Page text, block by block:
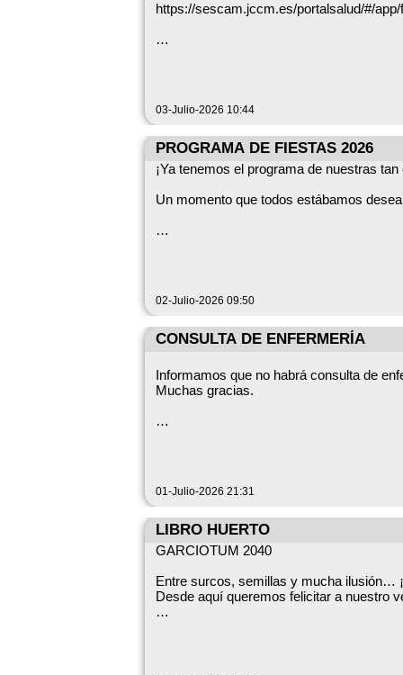
https://sescam.jccm.es/portalsalud/#/
03-Julio-2026 10:44
PROGRAMA DE FIESTAS 2026
¡Ya tenemos el programa de nuestras
Un momento que todos estábamos
Os animamos a participar en todos los
los más mayores, porque las fiestas son
Y como siempre, si hubiera cualquier
¡Nos vemos en las fiestas!
02-Julio-2026 09:50
CONSULTA DE ENFERMERÍA
Informamos que no habrá consulta de
Muchas gracias.
01-Julio-2026 21:31
LIBRO HUERTO
GARCIOTUM 2040
Entre surcos, semillas y mucha ilusión…
Desde aquí queremos felicitar a nuestro